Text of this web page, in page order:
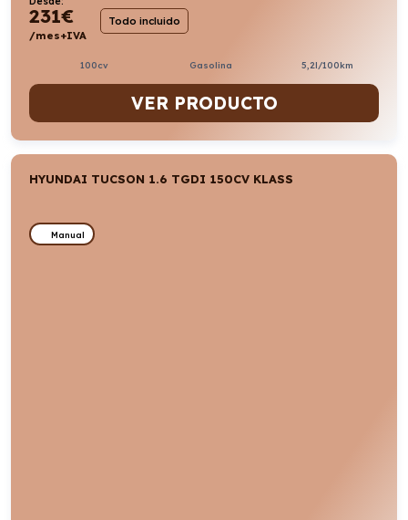
231€
/mes+IVA
Todo incluido
100cv Gasolina 5,2l/100km
VER PRODUCTO
HYUNDAI TUCSON 1.6 TGDI 150CV KLASS
Manual